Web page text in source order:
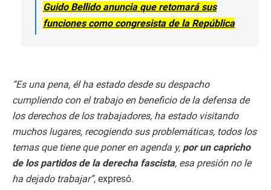
Guido Bellido anuncia que retomará sus
funciones como congresista de la República
“Es una pena, él ha estado desde su despacho
cumpliendo con el trabajo en beneficio de la defensa de
los derechos de los trabajadores, ha estado visitando
muchos lugares, recogiendo sus problemáticas, todos los
temas que tiene que poner en agenda y, por un capricho
de los partidos de la derecha fascista, esa presión no le
ha dejado trabajar”, expresó.